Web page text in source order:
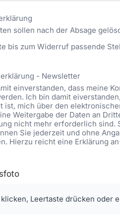
sollen nach der Absage
bis zum Widerruf passende
- Newsletter
einverstanden, dass meine
Ich bin damit
ist, mich über den
Weitergabe der Daten an
nicht mehr erforderlich sind.
Sie jederzeit und ohne
Hierzu reicht eine Erklärung
Leertaste drücken oder